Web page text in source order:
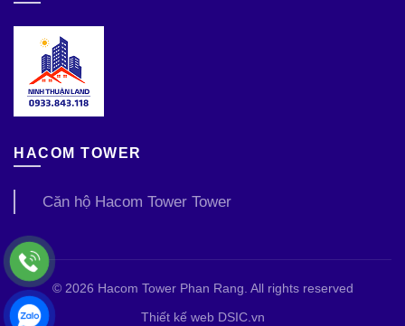
HACOM TOWER
Căn hộ Hacom Tower Tower
© 2026 Hacom Tower Phan Rang. All rights reserved
Thiết kế web DSIC.vn